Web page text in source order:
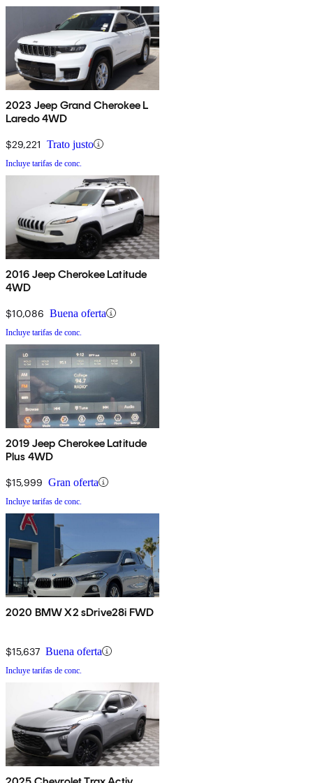
2023 Jeep Grand Cherokee L
Laredo 4WD
$29,221 Trato justo
Incluye tarifas de conc.
2016 Jeep Cherokee Latitude
4WD
$10,086 Buena oferta
Incluye tarifas de conc.
2019 Jeep Cherokee Latitude
Plus 4WD
$15,999 Gran oferta
Incluye tarifas de conc.
2020 BMW X2 sDrive28i FWD
$15,637 Buena oferta
Incluye tarifas de conc.